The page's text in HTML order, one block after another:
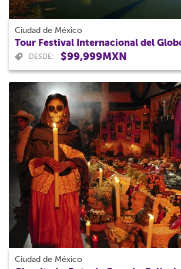
Ciudad de México
Tour Festival Internacional del
DESDE: $99,999MXN
Ciudad de México